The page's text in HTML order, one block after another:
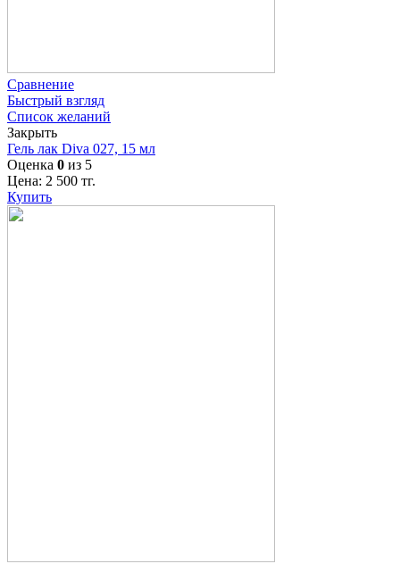
Сравнение
Быстрый взгляд
Список желаний
Закрыть
Гель лак Diva 027, 15 мл
Оценка 0 из 5
Цена: 2 500 тг.
Купить